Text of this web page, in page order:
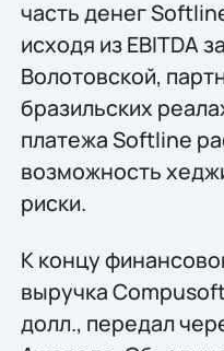
часть денег
исходя из EBITDA
Волотовской,
бразильских
платежа Softline
возможность
риски.
К концу
выручка
долл., передал